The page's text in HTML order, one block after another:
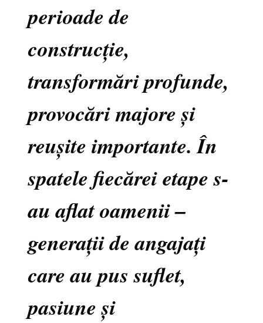
perioade de
construcție,
transformări profunde,
provocări majore și
reușite importante. În
spatele fiecărei etape s-
au aflat oamenii –
generații de angajați
care au pus suflet,
pasiune și